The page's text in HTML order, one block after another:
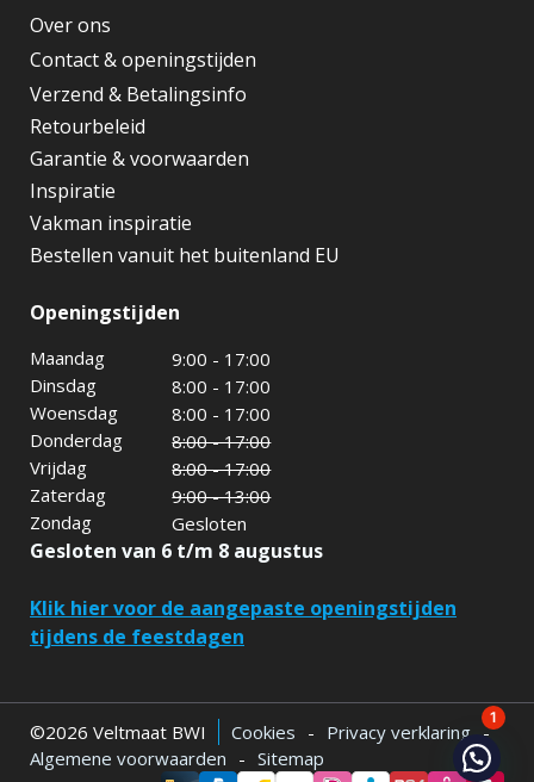
Over ons
Contact & openingstijden
Verzend & Betalingsinfo
Retourbeleid
Garantie & voorwaarden
Inspiratie
Vakman inspiratie
Bestellen vanuit het buitenland EU
Openingstijden
Maandag
9:00 - 17:00
Dinsdag
8:00 - 17:00
Woensdag
8:00 - 17:00
Donderdag
8:00 - 17:00
Vrijdag
8:00 - 17:00
Zaterdag
9:00 - 13:00
Zondag
Gesloten
Gesloten van 6 t/m 8 augustus
Klik hier voor de aangepaste openingstijden
tijdens de feestdagen
©2026 Veltmaat BWI Cookies - Privacy verklaring -
Algemene voorwaarden - Sitemap
1